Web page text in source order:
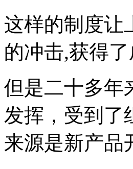
这样的制度让
的冲击,获得了
但是二十多年
发挥，受到了
来源是新产品